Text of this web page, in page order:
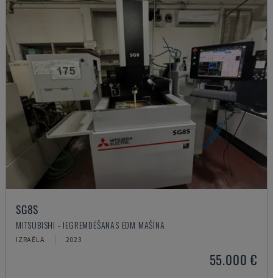
SG8S
MITSUBISHI - IEGREMDĒŠANAS EDM MAŠĪNA
IZRAĒLA 2023
55.000 €